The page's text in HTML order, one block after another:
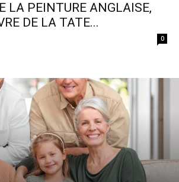
LA PEINTURE ANGLAISE,
DE LA TATE...
0